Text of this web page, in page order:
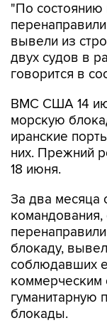
"По состоянию
вывели из
двух судов в
говорится в
ВМС США 14
морскую
иранские
них. Прежний
18 июня.
За два месяца
командования,
блокаду,
соблюдавших
коммерческим
гуманитарную
блокады.